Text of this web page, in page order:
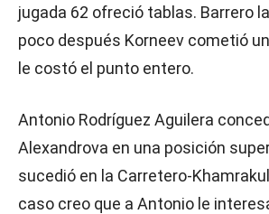
jugada 62 ofreció tablas. Barrero
poco después Korneev cometió
le costó el punto entero.
Antonio Rodríguez Aguilera
Alexandrova en una posición
sucedió en la Carretero-
caso creo que a Antonio le